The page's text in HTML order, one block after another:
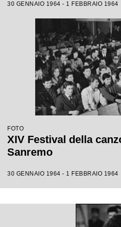
30 GENNAIO 1964 - 1 FEBBRAIO 1964
FOTO
XIV Festival della
Sanremo
30 GENNAIO 1964 - 1 FEBBRAIO 1964